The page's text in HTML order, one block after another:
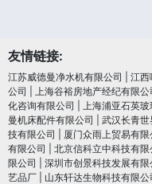
友情链接:
江苏威德曼净水机有限公司 江西
公司
上海谷裕房地产经纪有限公
化咨询有限公司
上海浦亚石英
曼机床配件有限公司
武汉长青世
技有限公司
厦门众雨上贸易有限
有限公司
北京信科立中科技有限
限公司
深圳市创景科技发展有限
艺品厂
山东轩达生物科技有限公